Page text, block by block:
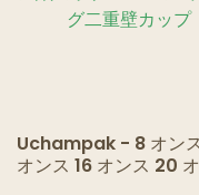
Uchampak - 8 オン
オンス 16 オンス 20